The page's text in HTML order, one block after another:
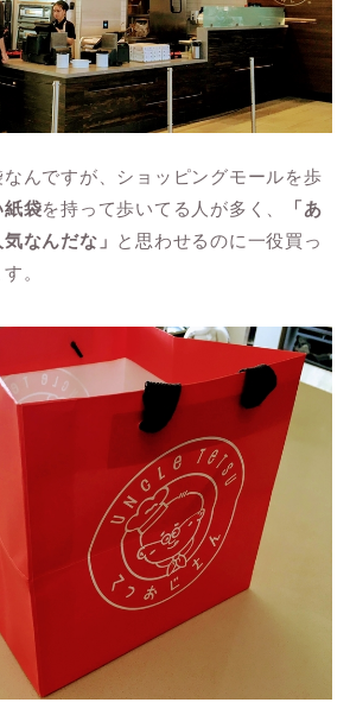
んですが、ショッピングモールを歩
紙袋を持って歩いてる人が多く、
「あ
なんだな」 と思わせるのに一役買っ
。